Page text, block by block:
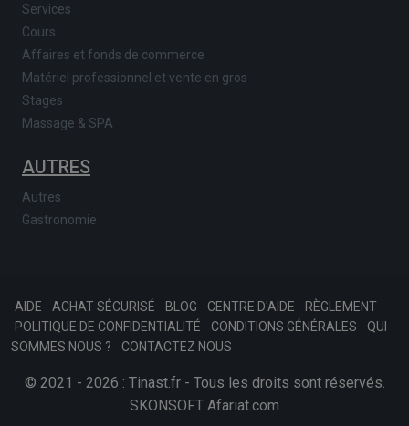
Services
Cours
Affaires et fonds de commerce
Matériel professionnel et vente en gros
Stages
Massage & SPA
AUTRES
Autres
Gastronomie
AIDE ACHAT SÉCURISÉ BLOG CENTRE D'AIDE
RÈGLEMENT
POLITIQUE DE CONFIDENTIALITÉ
CONDITIONS GÉNÉRALES
QUI
SOMMES NOUS ?
CONTACTEZ NOUS
© 2021 - 2026 : Tinast.fr - Tous les droits sont réservés.
SKONSOFT Afariat.com